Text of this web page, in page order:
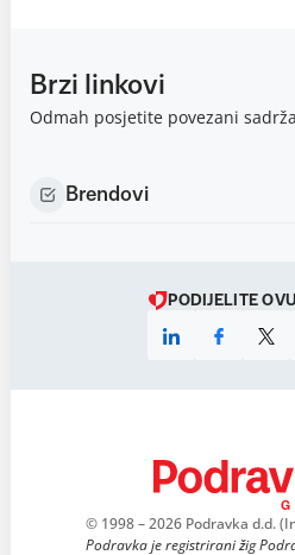
Brzi linkovi
Odmah posjetite povezani
Brendovi
PODIJELITE
© 1998 – 2026 Podravka d.d.
Podravka je registrirani žig